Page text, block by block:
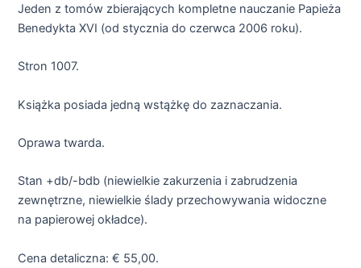
Jeden z tomów zbierających kompletne nauczanie Papieża
Benedykta XVI (od stycznia do czerwca 2006 roku).
Stron 1007.
Książka posiada jedną wstążkę do zaznaczania.
Oprawa twarda.
Stan +db/-bdb (niewielkie zakurzenia i zabrudzenia
zewnętrzne, niewielkie ślady przechowywania widoczne
na papierowej okładce).
Cena detaliczna: € 55,00.